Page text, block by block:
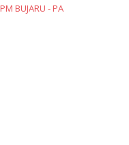
BUJARU - PA